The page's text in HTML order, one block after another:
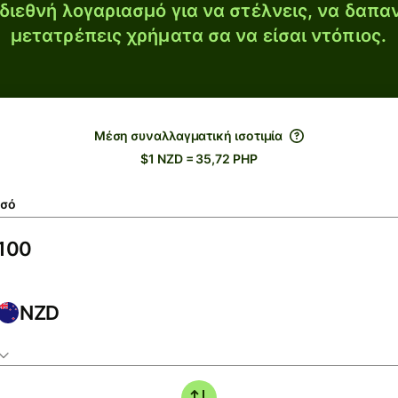
λογαριασμό για να στέλνεις, να
μετατρέπεις χρήματα σα να είσαι ντόπιος.
Μέση συναλλαγματική ισοτιμία
$1 NZD = 35,72 PHP
NZD